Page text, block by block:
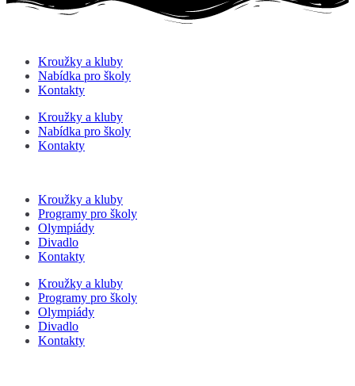
Kroužky a kluby
Nabídka pro školy
Kontakty
Kroužky a kluby
Nabídka pro školy
Kontakty
Kroužky a kluby
Programy pro školy
Olympiády
Divadlo
Kontakty
Kroužky a kluby
Programy pro školy
Olympiády
Divadlo
Kontakty